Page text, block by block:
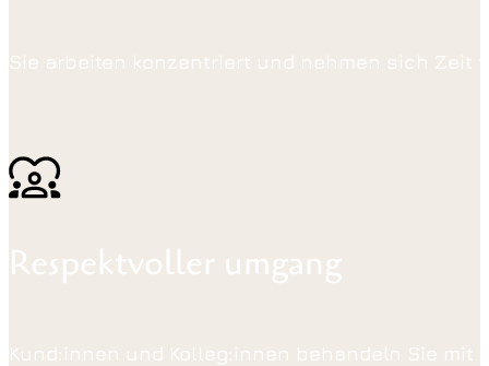
Sie arbeiten konzentriert und nehmen sich Zeit
Respektvoller umgang
Kund:innen und Kolleg:innen behandeln Sie mit